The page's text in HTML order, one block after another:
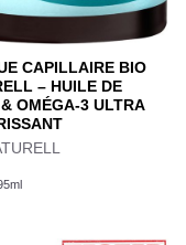
CAPILLAIRE BIO
– HUILE DE
OMÉGA-3 ULTRA